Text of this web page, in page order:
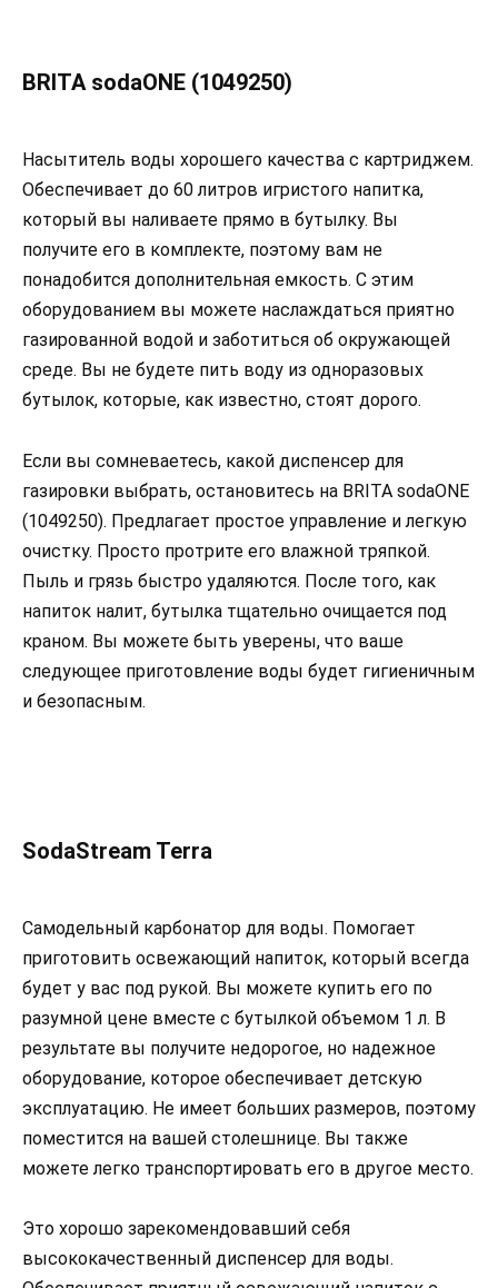
BRITA sodaONE (1049250)
Насытитель воды хорошего качества с картриджем.
Обеспечивает до 60 литров игристого напитка,
который вы наливаете прямо в бутылку. Вы
получите его в комплекте, поэтому вам не
понадобится дополнительная емкость. С этим
оборудованием вы можете наслаждаться приятно
газированной водой и заботиться об окружающей
среде. Вы не будете пить воду из одноразовых
бутылок, которые, как известно, стоят дорого.
Если вы сомневаетесь, какой диспенсер для
газировки выбрать, остановитесь на BRITA sodaONE
(1049250). Предлагает простое управление и легкую
очистку. Просто протрите его влажной тряпкой.
Пыль и грязь быстро удаляются. После того, как
напиток налит, бутылка тщательно очищается под
краном. Вы можете быть уверены, что ваше
следующее приготовление воды будет гигиеничным
и безопасным.
SodaStream Terra
Самодельный карбонатор для воды. Помогает
приготовить освежающий напиток, который всегда
будет у вас под рукой. Вы можете купить его по
разумной цене вместе с бутылкой объемом 1 л. В
результате вы получите недорогое, но надежное
оборудование, которое обеспечивает детскую
эксплуатацию. Не имеет больших размеров, поэтому
поместится на вашей столешнице. Вы также
можете легко транспортировать его в другое место.
Это хорошо зарекомендовавший себя
высококачественный диспенсер для воды.